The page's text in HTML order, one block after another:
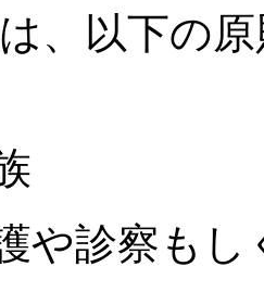
、以下の
や診察も